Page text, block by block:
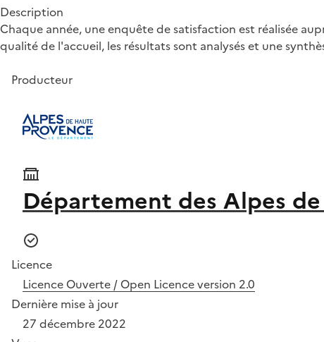
Description
Chaque année, une enquête de satisfaction est réalisée
qualité de l'accueil, les résultats sont analysés et une
Producteur
Département des Alpes
Licence
Licence Ouverte / Open Licence version 2.0
Dernière mise à jour
27 décembre 2022